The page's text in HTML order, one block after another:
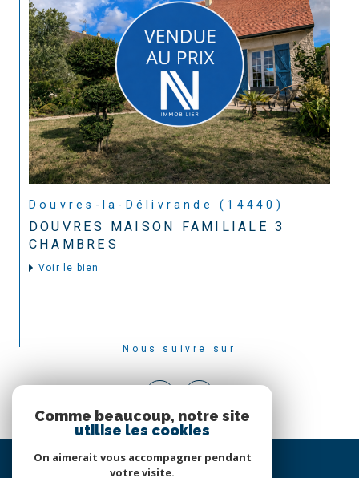
Douvres-la-Délivrande (14440)
DOUVRES MAISON FAMILIALE 3
CHAMBRES
Voir le bien
Nous suivre sur
Comme beaucoup, notre site
utilise les cookies
On aimerait vous accompagner pendant
votre visite.